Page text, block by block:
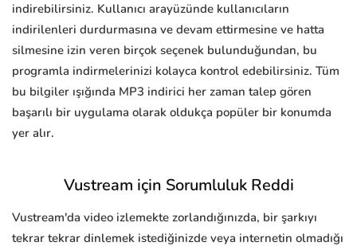
indirebilirsiniz. Kullanıcı arayüzünde kullanıcıların
indirilenleri durdurmasına ve devam ettirmesine ve hatta
silmesine izin veren birçok seçenek bulunduğundan, bu
programla indirmelerinizi kolayca kontrol edebilirsiniz. Tüm
bu bilgiler ışığında MP3 indirici her zaman talep gören
başarılı bir uygulama olarak oldukça popüler bir konumda
yer alır.
Vustream için Sorumluluk Reddi
Vustream'da video izlemekte zorlandığınızda, bir şarkıyı
tekrar tekrar dinlemek istediğinizde veya internetin olmadığı